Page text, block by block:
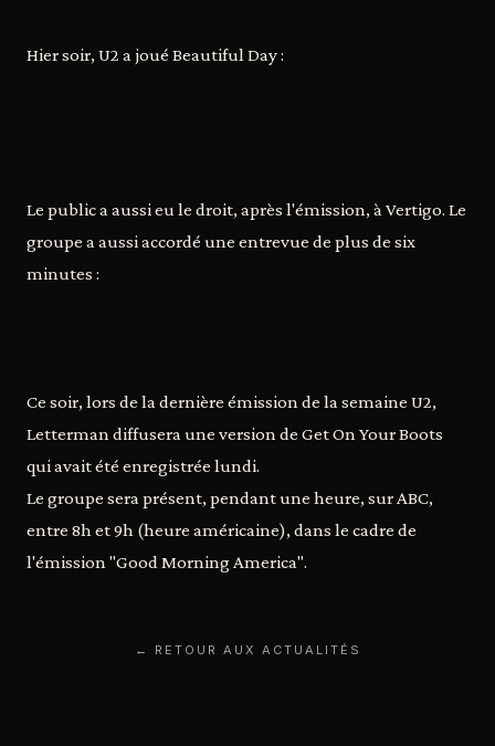
Hier soir, U2 a joué Beautiful Day :
Le public a aussi eu le droit, après l'émission, à Vertigo. Le
groupe a aussi accordé une entrevue de plus de six
minutes :
Ce soir, lors de la dernière émission de la semaine U2,
Letterman diffusera une version de Get On Your Boots
qui avait été enregistrée lundi.
Le groupe sera présent, pendant une heure, sur ABC,
entre 8h et 9h (heure américaine), dans le cadre de
l'émission "Good Morning America".
← RETOUR AUX ACTUALITÉS